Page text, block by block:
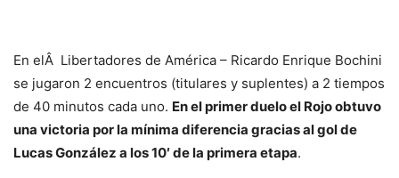
En elÂ Libertadores de América – Ricardo Enrique Bochini
se jugaron 2 encuentros (titulares y suplentes) a 2 tiempos
de 40 minutos cada uno. En el primer duelo el Rojo obtuvo
una victoria por la mínima diferencia gracias al gol de
Lucas González a los 10′ de la primera etapa.